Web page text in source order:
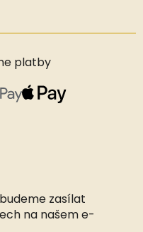
platby
zasílat
na našem e-